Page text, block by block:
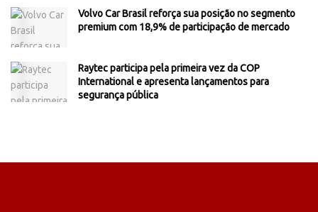
Volvo Car Brasil reforça sua posição no segmento
premium com 18,9% de participação de mercado
Raytec participa pela primeira vez da COP
International e apresenta lançamentos para
segurança pública